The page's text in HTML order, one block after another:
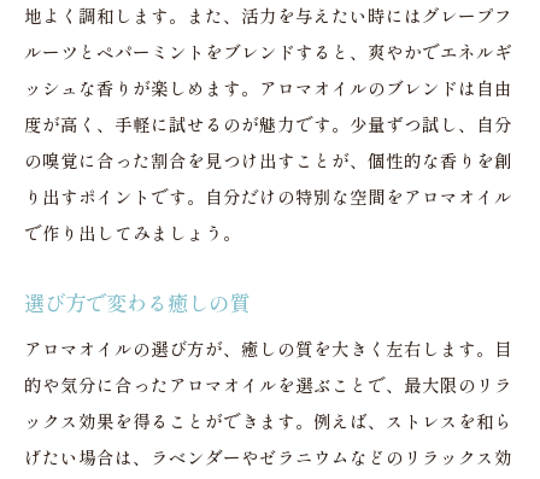
気軽に取り入れるアロマの工夫
オフィスでの活用方法と注意点
地よく調和します。また、活力を与えたい時にはグレープフ
ルーツとペパーミントをブレンドすると、爽やかでエネルギ
ッシュな香りが楽しめます。アロマオイルのブレンドは自由
度が高く、手軽に試せるのが魅力です。少量ずつ試し、自分
の嗅覚に合った割合を見つけ出すことが、個性的な香りを創
り出すポイントです。自分だけの特別な空間をアロマオイル
で作り出してみましょう。
選び方で変わる癒しの質
アロマオイルの選び方が、癒しの質を大きく左右します。目
的や気分に合ったアロマオイルを選ぶことで、最大限のリラ
ックス効果を得ることができます。例えば、ストレスを和ら
げたい場合は、ラベンダーやゼラニウムなどのリラックス効